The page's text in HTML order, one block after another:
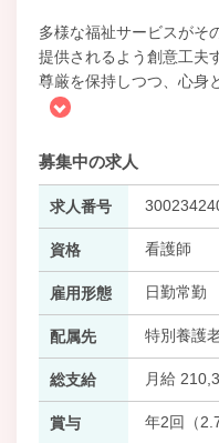
多様な福祉サービスがそ
提供されるよう創意工夫
尊厳を保持しつつ、心身
募集中の求人
求人番号
資格 看護師
雇用形態 日勤常勤
配属先 特別養護
総支給 月給
賞与 年2回（